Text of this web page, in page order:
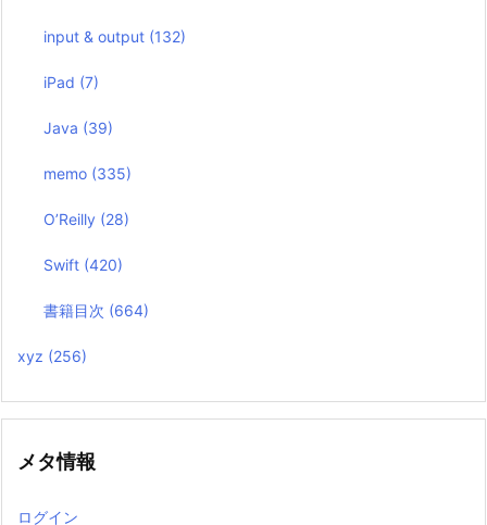
input & output (132)
iPad (7)
Java (39)
memo (335)
O’Reilly (28)
Swift (420)
書籍目次 (664)
xyz (256)
メタ情報
ログイン